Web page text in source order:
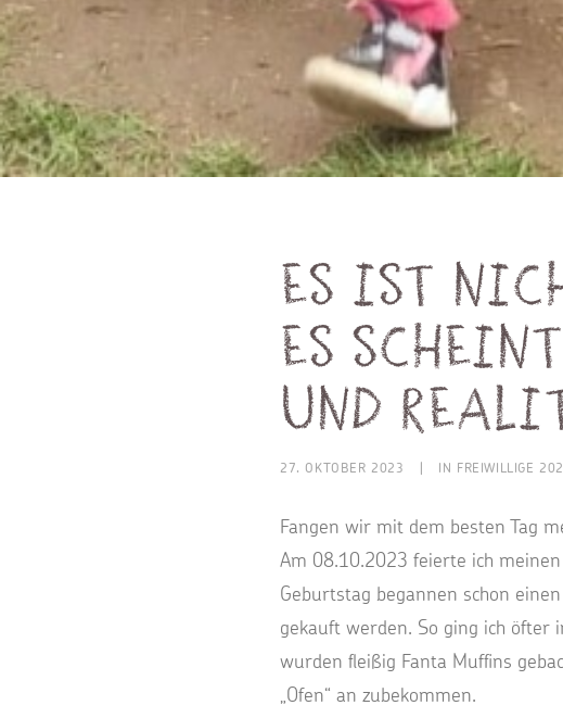
Es ist
es
und
27. OKTOBER 2023 IN FREIWILLIGE
Fangen wir mit dem besten Tag
Am 08.10.2023 feierte ich
Geburtstag begannen schon
gekauft werden. So ging ich öfter
wurden fleißig Fanta Muffins
„Ofen“ an zubekommen.